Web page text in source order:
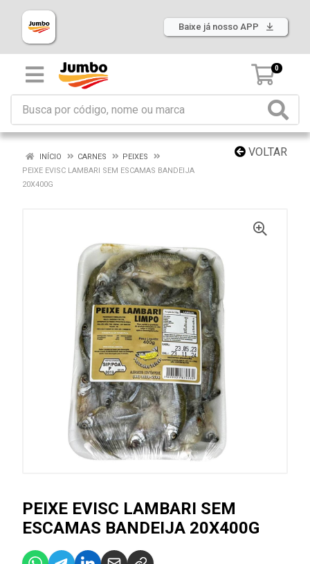
Baixe já nosso APP
0
VOLTAR
INÍCIO CARNES
PEIXES
PEIXE EVISC LAMBARI SEM ESCAMAS BANDEIJA
20X400G
PEIXE EVISC LAMBARI SEM
ESCAMAS BANDEIJA 20X400G